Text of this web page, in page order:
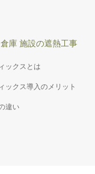
庫 施設の遮熱工事
ックスとは
ックス導入のメリット
違い